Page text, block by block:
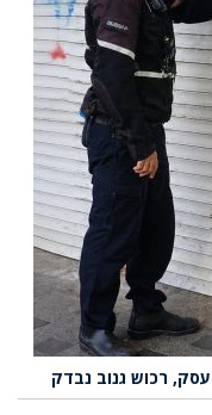
רכוש גנוב נבדק